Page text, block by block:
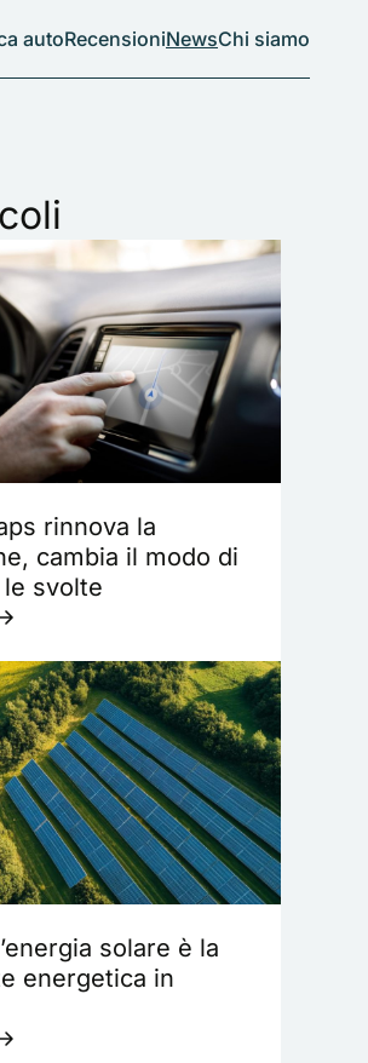
autoRecensioniNewsChi siamo
rinnova la
cambia il modo di
svolte
solare è la
energetica in